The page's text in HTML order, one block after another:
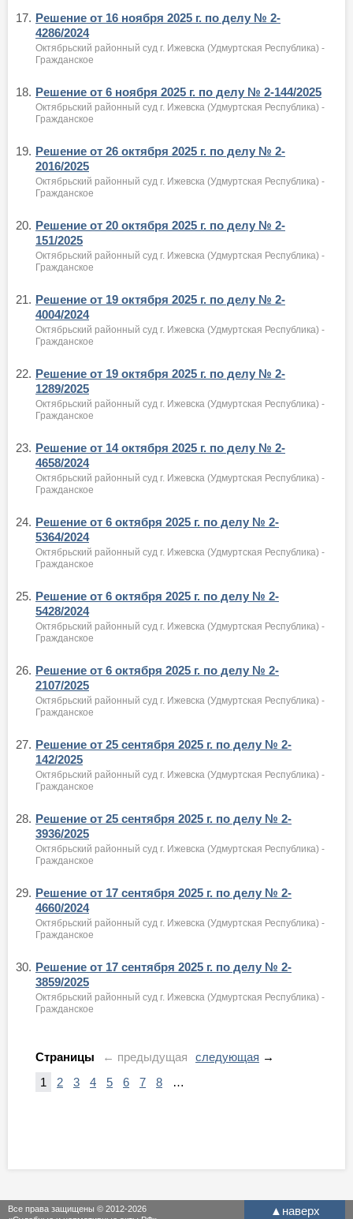
17. Решение от 16 ноября 2025 г. по делу № 2-
4286/2024
Октябрьский районный суд г. Ижевска (Удмуртская Республика) -
Гражданское
18. Решение от 6 ноября 2025 г. по делу № 2-144/2025
Октябрьский районный суд г. Ижевска (Удмуртская Республика) -
Гражданское
19. Решение от 26 октября 2025 г. по делу № 2-
2016/2025
Октябрьский районный суд г. Ижевска (Удмуртская Республика) -
Гражданское
20. Решение от 20 октября 2025 г. по делу № 2-
151/2025
Октябрьский районный суд г. Ижевска (Удмуртская Республика) -
Гражданское
21. Решение от 19 октября 2025 г. по делу № 2-
4004/2024
Октябрьский районный суд г. Ижевска (Удмуртская Республика) -
Гражданское
22. Решение от 19 октября 2025 г. по делу № 2-
1289/2025
Октябрьский районный суд г. Ижевска (Удмуртская Республика) -
Гражданское
23. Решение от 14 октября 2025 г. по делу № 2-
4658/2024
Октябрьский районный суд г. Ижевска (Удмуртская Республика) -
Гражданское
24. Решение от 6 октября 2025 г. по делу № 2-
5364/2024
Октябрьский районный суд г. Ижевска (Удмуртская Республика) -
Гражданское
25. Решение от 6 октября 2025 г. по делу № 2-
5428/2024
Октябрьский районный суд г. Ижевска (Удмуртская Республика) -
Гражданское
26. Решение от 6 октября 2025 г. по делу № 2-
2107/2025
Октябрьский районный суд г. Ижевска (Удмуртская Республика) -
Гражданское
27. Решение от 25 сентября 2025 г. по делу № 2-
142/2025
Октябрьский районный суд г. Ижевска (Удмуртская Республика) -
Гражданское
28. Решение от 25 сентября 2025 г. по делу № 2-
3936/2025
Октябрьский районный суд г. Ижевска (Удмуртская Республика) -
Гражданское
29. Решение от 17 сентября 2025 г. по делу № 2-
4660/2024
Октябрьский районный суд г. Ижевска (Удмуртская Республика) -
Гражданское
30. Решение от 17 сентября 2025 г. по делу № 2-
3859/2025
Октябрьский районный суд г. Ижевска (Удмуртская Республика) -
Гражданское
Страницы ← предыдущая следующая →
1
2 3 4 5 6 7 8 …
▲ наверх
Все права защищены © 2012-2026